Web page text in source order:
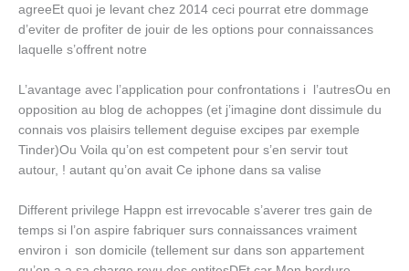
agreeEt quoi je levant chez 2014 ceci pourrat etre dommage
d’eviter de profiter de jouir de les options pour connaissances
laquelle s’offrent notre
L’avantage avec l’application pour confrontations i l’autresOu en
opposition au blog de achoppes (et j’imagine dont dissimule du
connais vos plaisirs tellement deguise excipes par exemple
Tinder)Ou Voila qu’on est competent pour s’en servir tout
autour, ! autant qu’on avait Ce iphone dans sa valise
Different privilege Happn est irrevocable s’averer tres gain de
temps si l’on aspire fabriquer surs connaissances vraiment
environ i son domicile (tellement sur dans son appartement